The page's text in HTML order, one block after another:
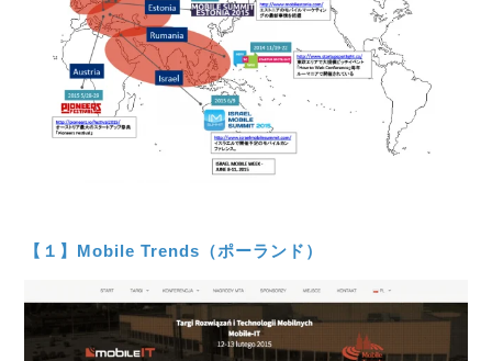
【１】Mobile Trends（ポーランド）